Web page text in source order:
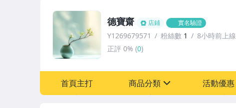
德寶齋 店鋪 實名驗證
Y1269679571 粉絲數 1
8小時前上線
正評 0% (0)
首頁主打 商品分類 活動優惠